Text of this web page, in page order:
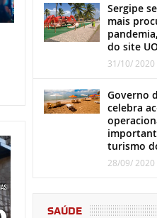
Sergipe
mais
do site
31/10/ 2020
Governo
celebra
turismo
28/09/ 2020
SAÚDE